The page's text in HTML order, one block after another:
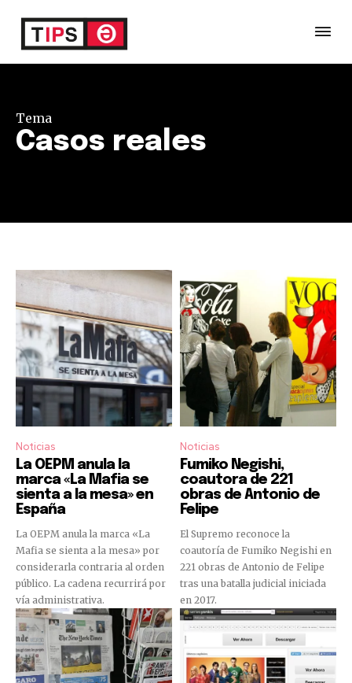
Tema
Casos reales
Noticias
La OEPM anula la
marca «La Mafia se
sienta a la mesa» en
España
La OEPM anula la marca «La
Mafia se sienta a la mesa» por
considerarla contraria al orden
público. La cadena recurrirá por
vía administrativa.
Noticias
Fumiko Negishi,
coautora de 221
obras de Antonio de
Felipe
El Supremo reconoce la
coautoría de Fumiko Negishi en
221 obras de Antonio de Felipe
tras una batalla judicial iniciada
en 2017.